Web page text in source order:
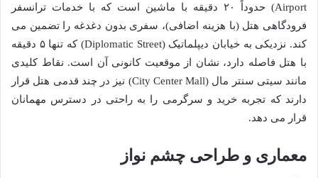
Airport) حدوداً ۲۰ دقیقه با ماشین است که با خدمات ترانسفر
فرودگاهی هتل (با هزینه اضافی)، سفری بدون دغدغه را تضمین می
کند. نزدیکی به خیابان دیپلماتیک (Diplomatic Street) که تنها ۵ دقیقه
با هتل فاصله دارد، نشان از موقعیت کانونی آن است. نقاط کلیدی
مانند سیتی سنتر مال (City Center Mall) نیز در چند قدمی هتل قرار
دارند که تجربه خرید و سرگرمی را به راحتی در دسترس مهمانان
قرار می دهد.
معماری و طراحی چشم نواز